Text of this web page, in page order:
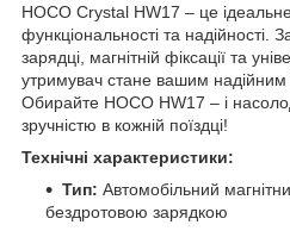
HOCO Crystal HW17 – це
функціональності та надійності.
зарядці, магнітній фіксації та
утримувач стане вашим надійним
Обирайте HOCO HW17 – і
зручністю в кожній поїздці!
Технічні характеристики:
Тип: Автомобільний
бездротовою зарядкою